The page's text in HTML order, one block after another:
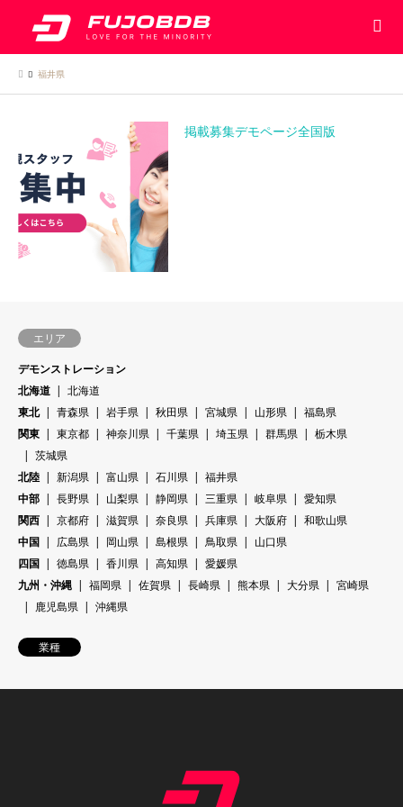
福井県
掲載募集デモページ全国版
エリア
デモンストレーション
北海道
北海道
東北
青森県 岩手県 秋田県 宮城県 山形県
福島県
関東
東京都 神奈川県 千葉県 埼玉県 群馬県
栃木県
茨城県
北陸
新潟県 富山県 石川県
福井県
中部
長野県 山梨県 静岡県 三重県 岐阜県
愛知県
関西
京都府 滋賀県 奈良県 兵庫県 大阪府
和歌山県
中国
広島県 岡山県 島根県 鳥取県
山口県
四国
徳島県 香川県 高知県
愛媛県
九州・沖縄
福岡県 佐賀県 長崎県 熊本県 大分県
宮崎県
鹿児島県
沖縄県
業種